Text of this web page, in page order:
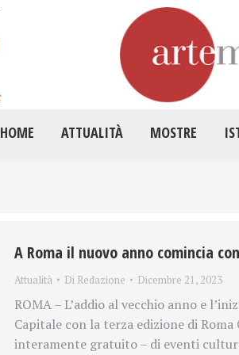
HOME ATTUALITÀ MOSTRE
A Roma il nuovo anno comincia
Attualità Di Redazione Dicembre 21, 2023
ROMA – L’addio al vecchio anno e
Capitale con la terza edizione di
interamente gratuito – di eventi
HOME